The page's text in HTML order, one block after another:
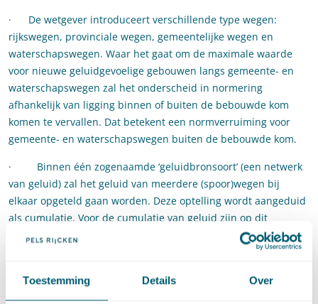
Toestemming Details Over
· De wetgever introduceert verschillende type wegen:
rijkswegen, provinciale wegen, gemeentelijke wegen en
waterschapswegen. Waar het gaat om de maximale waarde
voor nieuwe geluidgevoelige gebouwen langs gemeente- en
waterschapswegen zal het onderscheid in normering
afhankelijk van ligging binnen of buiten de bebouwde kom
komen te vervallen. Dat betekent een normverruiming voor
gemeente- en waterschapswegen buiten de bebouwde kom.
· Binnen één zogenaamde ‘geluidbronsoort’ (een netwerk
van geluid) zal het geluid van meerdere (spoor)wegen bij
elkaar opgeteld gaan worden. Deze optelling wordt aangeduid
als cumulatie. Voor de cumulatie van geluid zijn op dit
moment geen wettelijke normen. Onder de Omgevingswet zal
de cumulatieve geluidsbelasting niet kwantitatief maar
industrieterreinen en luchtvaart betrokken. Een bewoner